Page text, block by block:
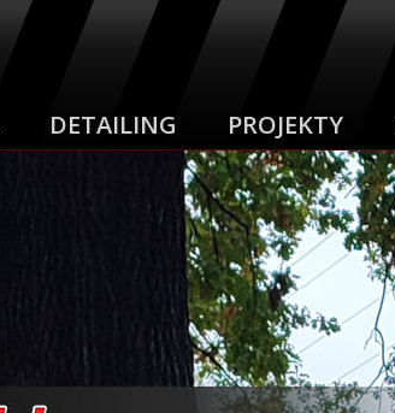
DETAILING PROJEKTY